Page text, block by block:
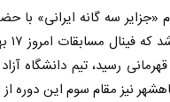
طی
رسید، تیم دانشگاه
نیز مقام سوم این دوره از